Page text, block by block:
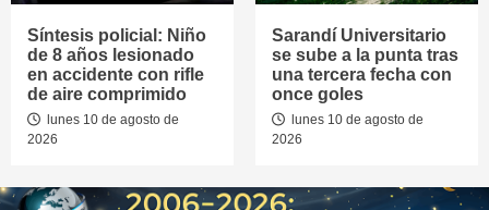
Síntesis policial: Niño
de 8 años lesionado
en accidente con rifle
de aire comprimido
lunes 10 de agosto de
2026
Sarandí Universitario
se sube a la punta tras
una tercera fecha con
once goles
lunes 10 de agosto de
2026